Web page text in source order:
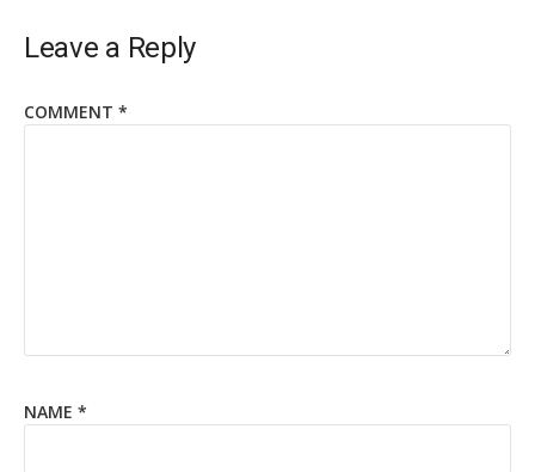
Leave a Reply
COMMENT *
NAME *